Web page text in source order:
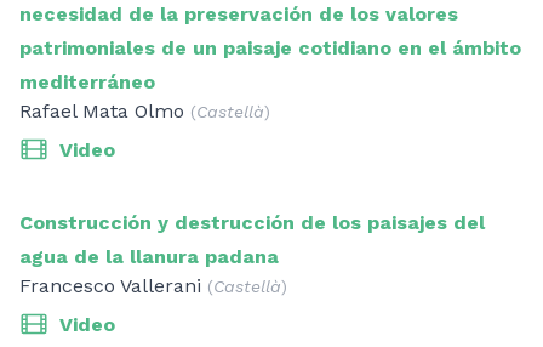
necesidad de la preservación de los valores
patrimoniales de un paisaje cotidiano en el ámbito
mediterráneo
Rafael Mata Olmo (Castellà)
Video
Construcción y destrucción de los paisajes del
agua de la llanura padana
Francesco Vallerani (Castellà)
Video